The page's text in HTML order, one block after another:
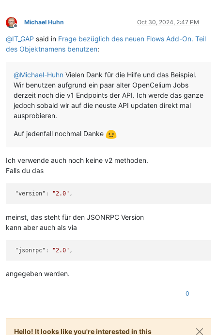
Offline
Michael Huhn Oct 30, 2024, 2:47 PM
@IT_GAP said in Frage bezüglich des neuen Flows Add-On. Teil
des Objektnamens benutzen:
@Michael-Huhn Vielen Dank für die Hilfe und das Beispiel.
Wir benutzen aufgrund ein paar alter OpenCelium Jobs
derzeit noch die v1 Endpoints der API. Ich werde das ganze
jedoch sobald wir auf die neuste API updaten direkt mal
ausprobieren.
Auf jedenfall nochmal Danke
Ich verwende auch noch keine v2 methoden.
Falls du das
"version" : "2.0" ,
meinst, das steht für den JSONRPC Version
kann aber auch als via
"jsonrpc" : "2.0" ,
angegeben werden.
0
Hello! It looks like you're interested in this